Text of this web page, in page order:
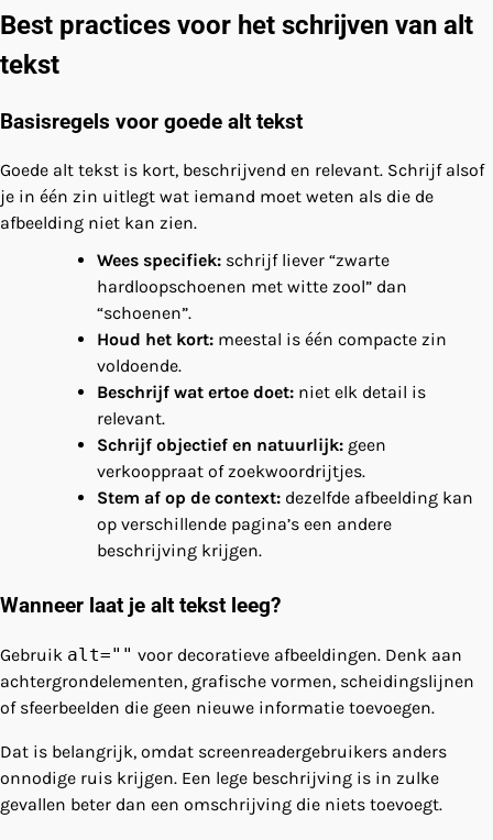
Best practices voor het schrijven van alt
tekst
Basisregels voor goede alt tekst
Goede alt tekst is kort, beschrijvend en relevant. Schrijf alsof
je in één zin uitlegt wat iemand moet weten als die de
afbeelding niet kan zien.
Wees specifiek: schrijf liever “zwarte
hardloopschoenen met witte zool” dan
“schoenen”.
Houd het kort: meestal is één compacte zin
voldoende.
Beschrijf wat ertoe doet: niet elk detail is
relevant.
Schrijf objectief en natuurlijk: geen
verkooppraat of zoekwoordrijtjes.
Stem af op de context: dezelfde afbeelding kan
op verschillende pagina’s een andere
beschrijving krijgen.
Wanneer laat je alt tekst leeg?
Gebruik alt="" voor decoratieve afbeeldingen. Denk aan
achtergrondelementen, grafische vormen, scheidingslijnen
of sfeerbeelden die geen nieuwe informatie toevoegen.
Dat is belangrijk, omdat screenreadergebruikers anders
onnodige ruis krijgen. Een lege beschrijving is in zulke
gevallen beter dan een omschrijving die niets toevoegt.